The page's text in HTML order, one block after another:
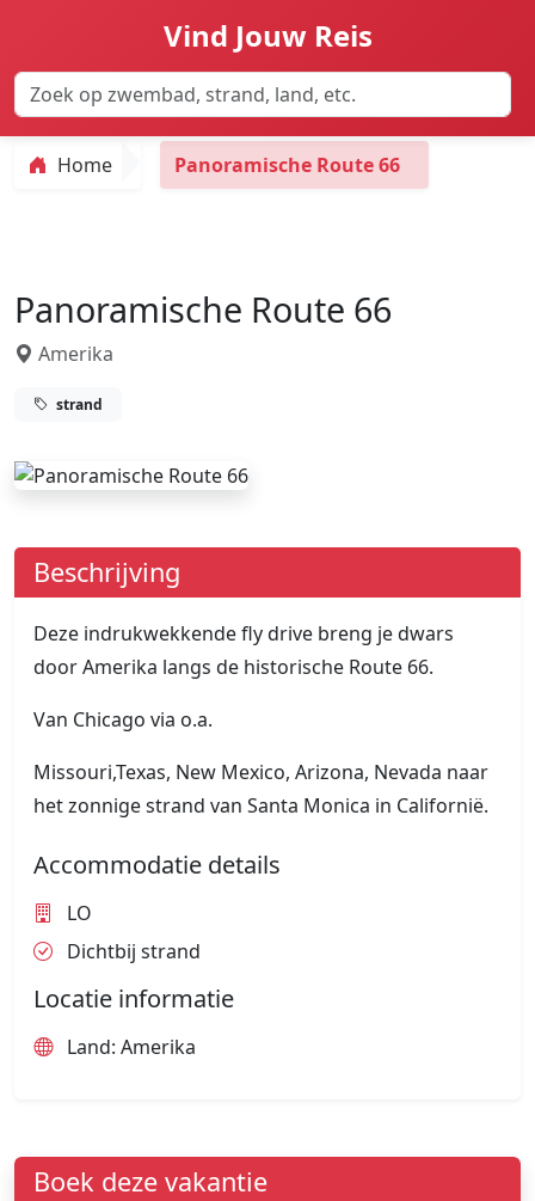
Vind Jouw Reis
Home Panoramische Route 66
Panoramische Route 66
Amerika
strand
Beschrijving
Deze indrukwekkende fly drive breng je dwars
door Amerika langs de historische Route 66.
Van Chicago via o.a.
Missouri,Texas, New Mexico, Arizona, Nevada naar
het zonnige strand van Santa Monica in Californië.
Accommodatie details
LO
Dichtbij strand
Locatie informatie
Land: Amerika
Boek deze vakantie